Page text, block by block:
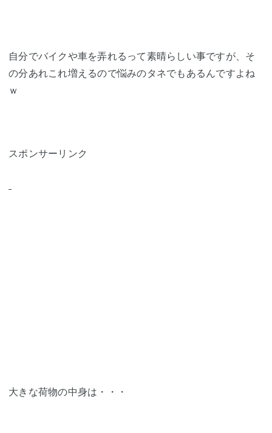
自分でバイクや車を弄れるって素晴らしい事ですが、そ
の分あれこれ増えるので悩みのタネでもあるんですよね
ｗ
スポンサーリンク
大きな荷物の中身は・・・